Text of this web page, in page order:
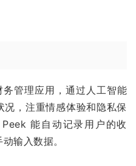
管理应用，通过人工智能
，注重情感体验和隐私保
能自动记录用户的收
输入数据。